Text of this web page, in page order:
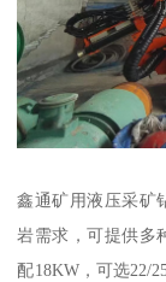
鑫通矿用液压采矿
岩需求，可提供多
配18KW，可选22/